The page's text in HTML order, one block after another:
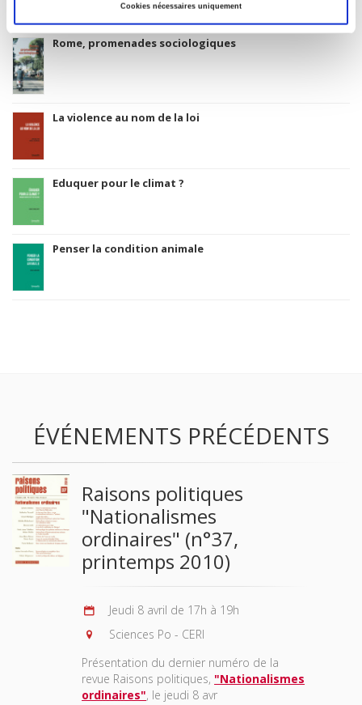
Cookies nécessaires uniquement
Rome, promenades sociologiques
La violence au nom de la loi
Eduquer pour le climat ?
Penser la condition animale
ÉVÉNEMENTS PRÉCÉDENTS
Raisons politiques
"Nationalismes
ordinaires" (n°37,
printemps 2010)
Jeudi 8 avril de 17h à 19h
Sciences Po - CERI
Présentation du dernier numéro de la
revue Raisons politiques, "Nationalismes
ordinaires", le jeudi 8 avr